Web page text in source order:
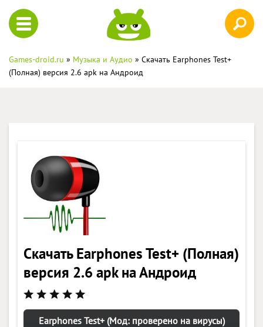
Games-droid.ru » Музыка и Аудио » Скачать Earphones Test+
(Полная) версия 2.6 apk на Андроид
Скачать Earphones Test+ (Полная)
версия 2.6 apk на Андроид
Earphones Test+ (Мод: проверено на вирусы)